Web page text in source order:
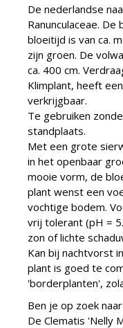
De nederlandse
Ranunculaceae.
bloeitijd is van ca.
zijn groen. De
ca. 400 cm.
Klimplant, heeft
verkrijgbaar.
Te gebruiken
standplaats.
Met een grote
in het openbaar
mooie vorm, de
plant wenst een
vochtige bodem.
vrij tolerant (pH =
zon of lichte
Kan bij nachtvorst
plant is goed te
'borderplanten',
Ben je op zoek
De Clematis 'Nelly